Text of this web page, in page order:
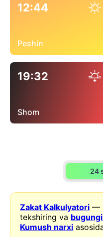
12:44
Peshin
19:32
Shom
24
Zakat Kalkulyatori —
tekshiring va
Kumush narxi